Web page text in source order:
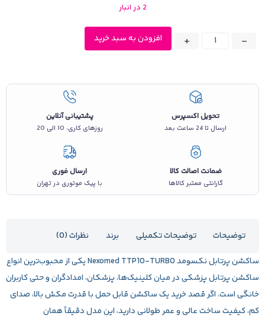
تحویل اکسپرس
ارسال تا 24 ساعت بعد
پشتیبانی آنلاین
روزهای کاری، 10 الی 20
ضمانت اصالت کالا
گارانتی معتبر کالاها
ارسال فوری
با پیک موتوری در تهران
2 در انبار
-
+ افزودن به سبد خرید
توضیحات توضیحات تکمیلی برند
نظرات (0)
ساکشنپرتابل نکسومدNexomed TTP10‑TURBOیکی از محبوب‌ترین انواع
ساکشن پرتابل پزشکیدر میان کلینیک‌ها، پزشکان، امدادگران و حتی کاربران
خانگی است. اگر قصد خرید یکساکشن قابل حملبا قدرت مکش بالا، صدای
کم، کیفیت ساخت عالی و عمر طولانی دارید، این مدل دقیقاً همان